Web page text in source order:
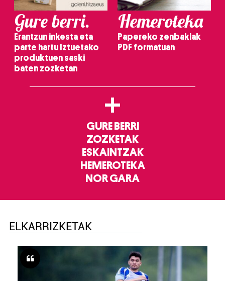
Gure berri.
Erantzun inkesta eta
parte hartu Iztuetako
produktuen saski
baten zozketan
Hemeroteka
Papereko zenbakiak
PDF formatuan
+
GURE BERRI
ZOZKETAK
ESKAINTZAK
HEMEROTEKA
NOR GARA
ELKARRIZKETAK